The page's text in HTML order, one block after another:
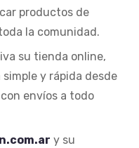
productos de
la comunidad.
su tienda online,
y rápida desde
envíos a todo
y su